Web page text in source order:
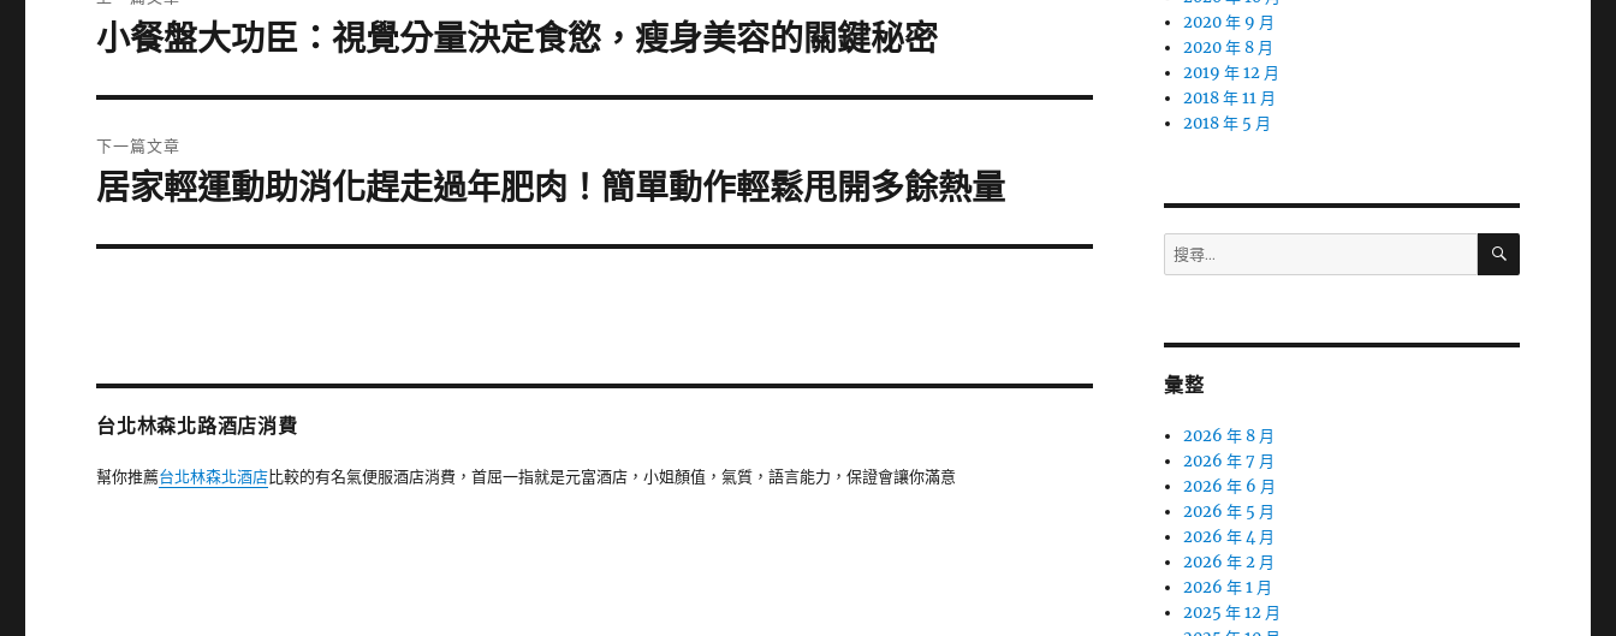
章
上
篇
文
章:
小餐盤大功臣：視覺分量決定食慾，瘦身美容的關鍵秘密
下一篇文章
下
篇
居家輕運動助消化趕走過年肥肉！簡單動作輕鬆甩開多餘熱量
台北林森北路酒店消費
幫你推薦台北林森北酒店比較的有名氣便服酒店消費，首屈一指就是元富酒店，小姐顏值，氣質，語言能力，保證會讓你滿意
2020 年 9 月
2020 年 8 月
2019 年 12 月
2018 年 11 月
2018 年 5 月
搜
尋
字:
搜
彙整
2026 年 8 月
2026 年 7 月
2026 年 6 月
2026 年 5 月
2026 年 4 月
2026 年 2 月
2026 年 1 月
2025 年 12 月